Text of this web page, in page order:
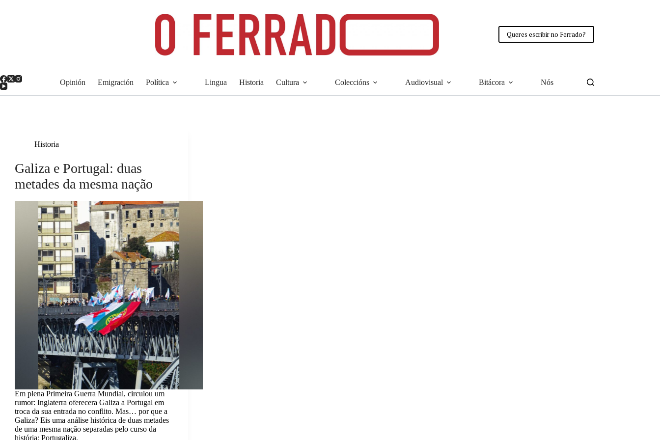
Queres escribir no Ferrado?
Opinión Emigración Política Lingua Historia Cultura Coleccións Audiovisual Bitácora Nós
Historia
Galiza e Portugal: duas
metades da mesma nação
Em plena Primeira Guerra Mundial, circulou um
rumor: Inglaterra oferecera Galiza a Portugal em
troca da sua entrada no conflito. Mas… por que a
Galiza? Eis uma análise histórica de duas metades
de uma mesma nação separadas pelo curso da
história: Portugaliza.